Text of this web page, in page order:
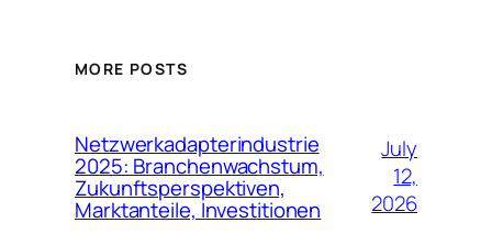
MORE POSTS
Netzwerkadapterindustrie
2025: Branchenwachstum,
Zukunftsperspektiven,
Marktanteile, Investitionen
July
12,
2026